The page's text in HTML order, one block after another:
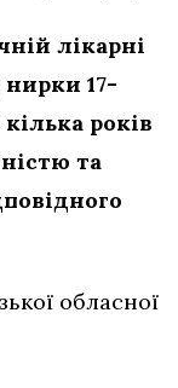
лікарні
17-
років
та
обласної